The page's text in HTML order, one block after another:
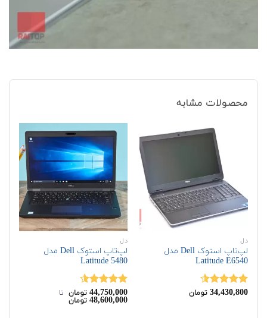
محصولات مشابه
دل
لپ‌تاپ استوک Dell مدل
Latitude E6540
نمره4.50
34,430,800 تومان
دل
لپ‌تاپ استوک Dell مدل
Latitude 5480
نمره4.50
از 5
44,750,000 تومان‌ تا ‌
48,600,000 تومان